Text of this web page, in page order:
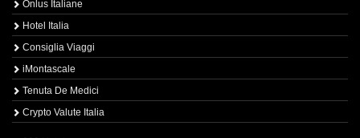
Onlus Italiane
Hotel Italia
Consiglia Viaggi
iMontascale
Tenuta De Medici
Crypto Valute Italia